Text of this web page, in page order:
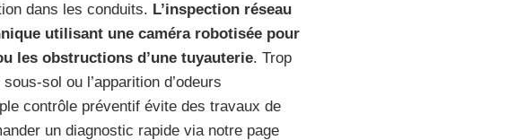
dans les conduits. L’inspection réseau
utilisant une caméra robotisée pour
les obstructions d’une tuyauterie. Trop
sol ou l’apparition d’odeurs
contrôle préventif évite des travaux de
un diagnostic rapide via notre page